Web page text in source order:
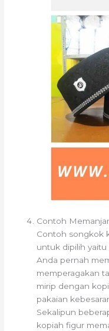
Contoh
Contoh songkok
untuk dipilih yaitu
Anda pernah
memperagakan
mirip dengan
pakaian
Sekalipun
kopiah figur